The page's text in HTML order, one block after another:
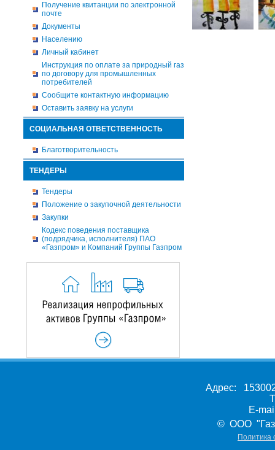
Получение квитанции по электронной
почте
Документы
Населению
Личный кабинет
Инструкция по оплате за природный газ
по договору для промышленных
потребителей
Сообщите контактную информацию
Оставить заявку на услуги
СОЦИАЛЬНАЯ ОТВЕТСТВЕННОСТЬ
Благотворительность
ТЕНДЕРЫ
Тендеры
Положение о закупочной деятельности
Закупки
Кодекс поведения поставщика
(подрядчика, исполнителя) ПАО
«Газпром» и Компаний Группы Газпром
Адрес:
E-
© ООО
Политика